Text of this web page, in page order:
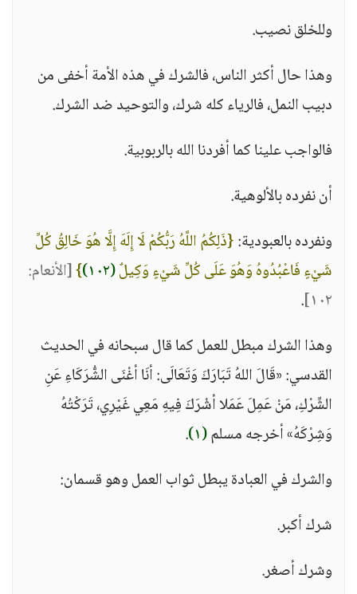
وللخلق نصيب.
وهذا حال أكثر الناس، فالشرك في هذه الأمة أخفى من
دبيب النمل، فالرياء كله شرك، والتوحيد ضد الشرك.
فالواجب علينا كما أفردنا الله بالربوبية.
أن نفرده بالألوهية.
ونفرده بالعبودية:{ذَلِكُمُ اللَّهُ رَبُّكُمْ لَا إِلَهَ إِلَّا هُوَ خَالِقُ كُلِّ
شَيْءٍ فَاعْبُدُوهُ وَهُوَ عَلَى كُلِّ شَيْءٍ وَكِيلٌ(١٠٢) }[الأنعام:
١٠٢] .
وهذا الشرك مبطل للعمل كما قال سبحانه في الحديث
القدسي: «قَالَ اللهُ تَبَارَكَ وَتَعَالَى: أنَا أغْنَى الشُّرَكَاءِ عَنِ
الشِّرْكِ، مَنْ عَمِلَ عَمَلا أشْرَكَ فِيهِ مَعِي غَيْرِي، تَرَكْتُهُ
وَشِرْكَهُ» أخرجه مسلم(١) .
والشرك في العبادة يبطل ثواب العمل وهو قسمان:
شرك أكبر.
وشرك أصغر.